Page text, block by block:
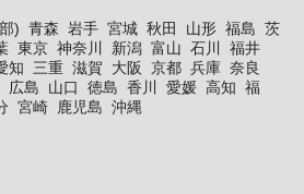
) 青森 岩手 宮城 秋田 山形 福島 茨
東京 神奈川 新潟 富山 石川
福井
知 三重 滋賀 大阪 京都 兵庫 奈良
広島 山口 徳島 香川 愛媛 高知 福
宮崎 鹿児島 沖縄